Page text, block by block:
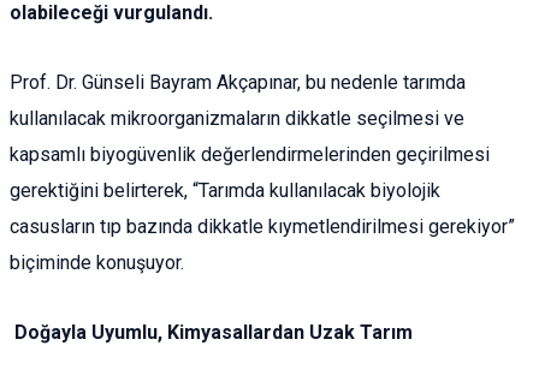
olabileceği vurgulandı.
Prof. Dr. Günseli Bayram Akçapınar, bu nedenle tarımda
kullanılacak mikroorganizmaların dikkatle seçilmesi ve
kapsamlı biyogüvenlik değerlendirmelerinden geçirilmesi
gerektiğini belirterek, “Tarımda kullanılacak biyolojik
casusların tıp bazında dikkatle kıymetlendirilmesi gerekiyor”
biçiminde konuşuyor.
Doğayla Uyumlu, Kimyasallardan Uzak Tarım